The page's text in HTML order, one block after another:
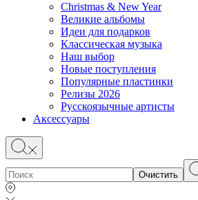
Christmas & New Year
Великие альбомы
Идеи для подарков
Классическая музыка
Наш выбор
Новые поступления
Популярные пластинки
Релизы 2026
Русскоязычные артисты
Аксессуары
Очистить